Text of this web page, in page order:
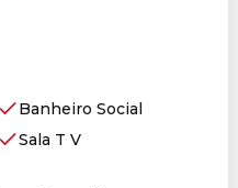
Banheiro Social
Sala T V